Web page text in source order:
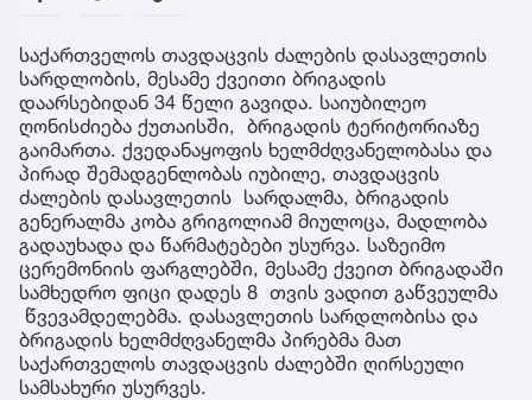
საქართველოს თავდაცვის ძალების დასავლეთის
სარდლობის, მესამე ქვეითი ბრიგადის
დაარსებიდან 34 წელი გავიდა. საიუბილეო
ღონისძიება ქუთაისში, ბრიგადის ტერიტორიაზე
გაიმართა. ქვედანაყოფის ხელმძღვანელობასა და
პირად შემადგენლობას იუბილე, თავდაცვის
ძალების დასავლეთის სარდალმა, ბრიგადის
გენერალმა კობა გრიგოლიამ მიულოცა, მადლობა
გადაუხადა და წარმატებები უსურვა. საზეიმო
ცერემონიის ფარგლებში, მესამე ქვეით ბრიგადაში
სამხედრო ფიცი დადეს 8 თვის ვადით გაწვეულმა
წვევამდელებმა. დასავლეთის სარდლობისა და
ბრიგადის ხელმძღვანელმა პირებმა მათ
საქართველოს თავდაცვის ძალებში ღირსეული
სამსახური უსურვეს.